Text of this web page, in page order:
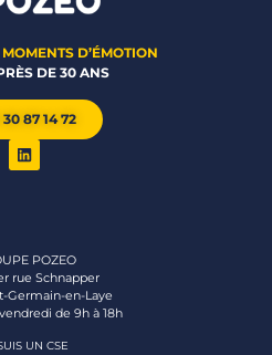
MOMENTS D’ÉMOTION
DE 30 ANS
30 87 14 72
POZEO
rue Schnapper
Germain-en-Laye
de 9h à 18h
UN CSE